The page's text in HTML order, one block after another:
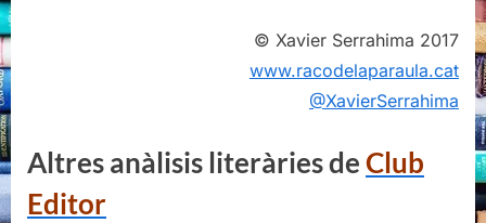
© Xavier Serrahima 2017
www.racodelaparaula.cat
@XavierSerrahima
Altres anàlisis literàries deClub
Editor